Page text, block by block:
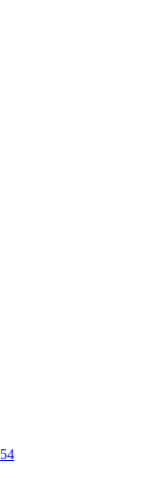
54